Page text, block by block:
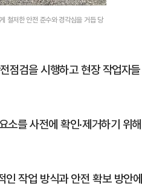
철저한 안전 준수와 경각심을 거듭 당
점검을 시행하고 현장 작업자들
를 사전에 확인·제거하기 위해
작업 방식과 안전 확보 방안에